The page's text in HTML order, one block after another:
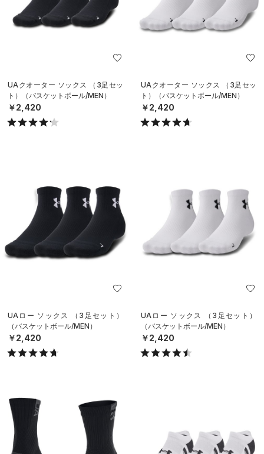
UAクオーター ソックス （3足セッ
ト）（バスケットボール/MEN）
￥2,420
UAクオーター ソックス （3足セッ
ト）（バスケットボール/MEN）
￥2,420
UAロー ソックス （3足セット）
（バスケットボール/MEN）
￥2,420
UAロー ソックス （3足セット）
（バスケットボール/MEN）
￥2,420